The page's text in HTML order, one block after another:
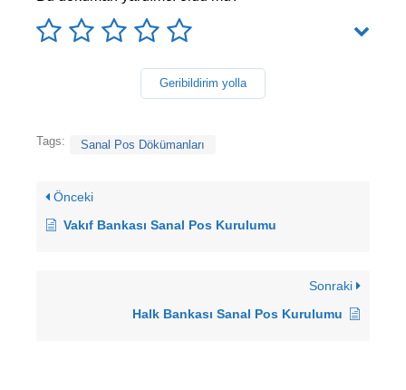
Geribildirim yolla
Tags: Sanal Pos Dökümanları
Önceki
Vakıf Bankası Sanal Pos Kurulumu
Sonraki
Halk Bankası Sanal Pos Kurulumu